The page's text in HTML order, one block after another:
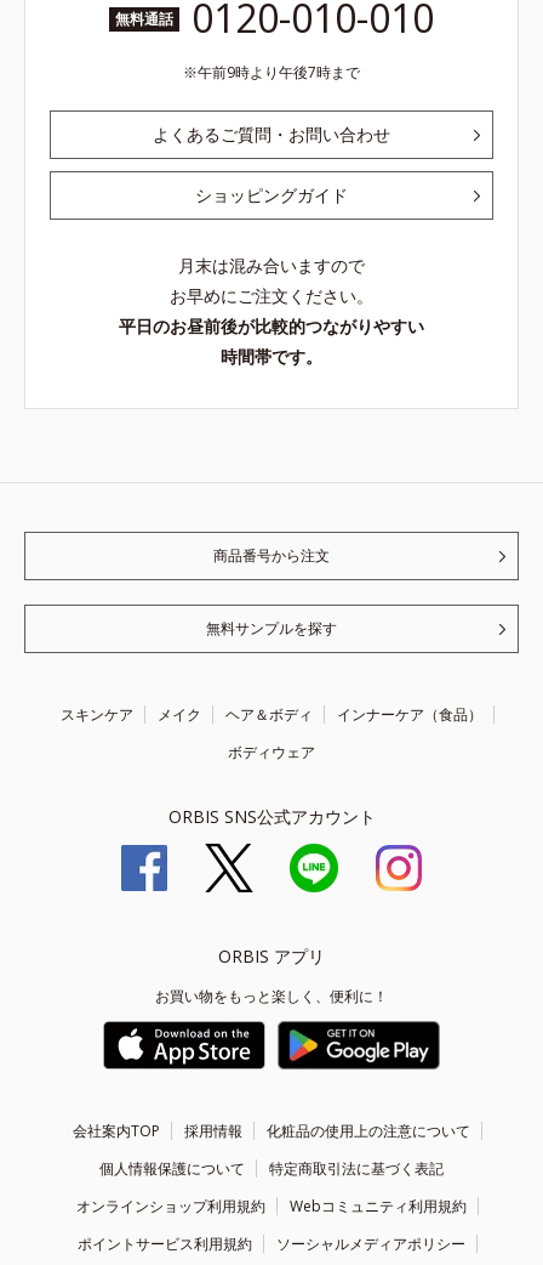
無料通話 0120-010-010
午前9時より午後7時まで
よくあるご質問・お問い合わせ
ショッピングガイド
月末は混み合いますので
お早めにご注文ください。
平日のお昼前後が比較的つながりやすい
時間帯です。
商品番号から注文
無料サンプルを探す
スキンケア メイク ヘア＆ボディ
インナーケア（食品）
ボディウェア
ORBIS SNS公式アカウント
ORBIS アプリ
お買い物をもっと楽しく、便利に！
会社案内TOP 採用情報
化粧品の使用上の注意について
個人情報保護について
特定商取引法に基づく表記
オンラインショップ利用規約
Webコミュニティ利用規約
ポイントサービス利用規約
ソーシャルメディアポリシー